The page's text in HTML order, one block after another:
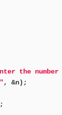
the
, &n);